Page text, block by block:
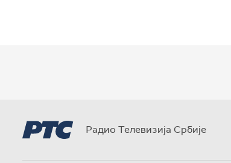
Радио Телевизија Србије